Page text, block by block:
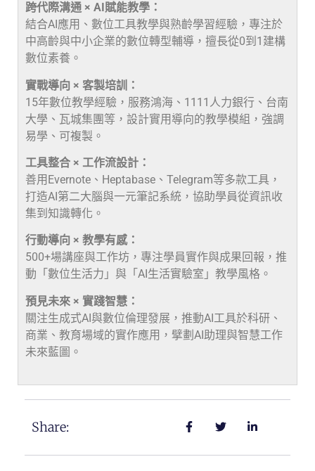
跨代際溝通 × AI賦能教學：
結合AI應用、數位工具教學與熟齡學習經驗，專注於
中高齡與中小企業的數位轉型輔導，擅長從0到1建構
數位素養。
實戰導向 × 客製培訓：
15年數位教學經驗，服務鴻海、1111人力銀行、台南
大學、瓦城集團等，設計實用導向的教學模組，強調
易學、可複製。
工具整合 × 工作流設計：
善用Evernote、Heptabase、Telegram等多款工具，
打造AI第二大腦與一元筆記系統，協助學員從資訊收
集到知識轉化。
行動導向 × 教學有感：
500+場講座與工作坊，專注學員實作與成果回報，推
動「數位生活力」與「AI生活實驗室」教學風格。
預見未來 × 實踐智慧：
關注生成式AI與數位倫理發展，推動AI工具於科研、
商業、教育場域的實作應用，擘劃AI助理與智慧工作
未來藍圖。
Share: